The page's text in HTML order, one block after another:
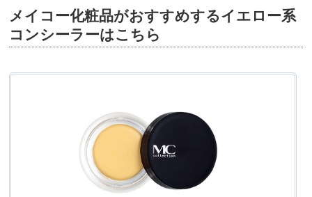
メイコー化粧品がおすすめするイエロー系
コンシーラーはこちら